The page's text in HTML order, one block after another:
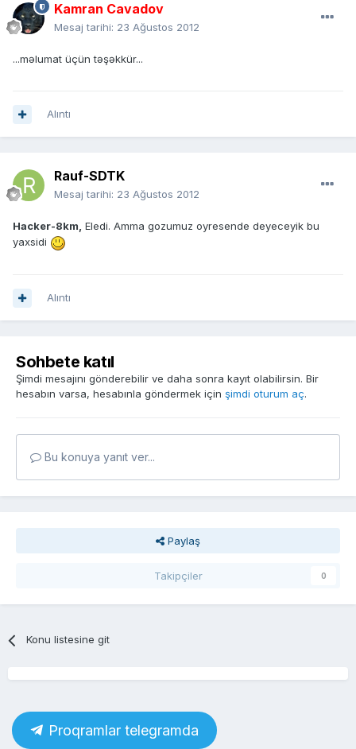
Kamran Cavadov
Mesaj tarihi: 23 Ağustos 2012
...məlumat üçün təşəkkür...
Alıntı
Rauf-SDTK
Mesaj tarihi: 23 Ağustos 2012
Hacker-8km, Eledi. Amma gozumuz oyresende deyeceyik bu
yaxsidi
Alıntı
Sohbete katıl
Şimdi mesajını gönderebilir ve daha sonra kayıt olabilirsin. Bir
hesabın varsa, hesabınla göndermek için şimdi oturum aç.
Bu konuya yanıt ver...
Paylaş
Takipçiler 0
Konu listesine git
Proqramlar telegramda